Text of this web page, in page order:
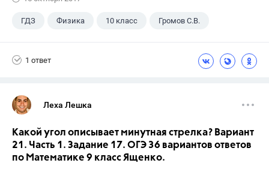
ГДЗ Физика 10 класс Громов С.В.
1 ответ
Леха Лешка
Какой угол описывает минутная стрелка? Вариант
21. Часть 1. Задание 17. ОГЭ 36 вариантов ответов
по Математике 9 класс Ященко.